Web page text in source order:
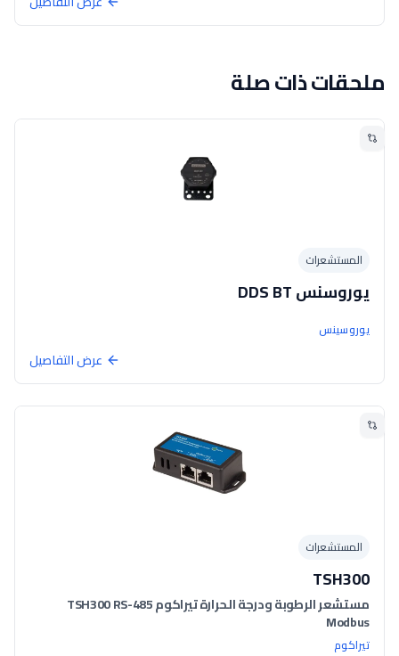
ملحقات ذات صلة
المستشعرات
يوروسنس DDS BT
يوروسينس
عرض التفاصيل
المستشعرات
TSH300
مستشعر الرطوبة ودرجة الحرارة تيراكوم TSH300 RS-485
Modbus
تيراكوم